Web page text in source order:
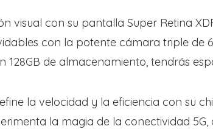
visual con su pantalla Super Retina
con la potente cámara triple de
128GB de almacenamiento, tendrás
la velocidad y la eficiencia con su
la magia de la conectividad